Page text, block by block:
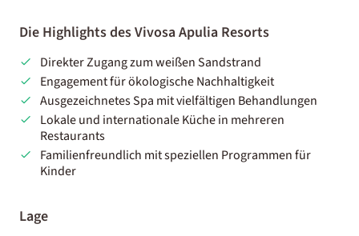
Die Highlights des Vivosa Apulia Resorts
Direkter Zugang zum weißen Sandstrand
Engagement für ökologische Nachhaltigkeit
Ausgezeichnetes Spa mit vielfältigen Behandlungen
Lokale und internationale Küche in mehreren
Restaurants
Familienfreundlich mit speziellen Programmen für
Kinder
Lage